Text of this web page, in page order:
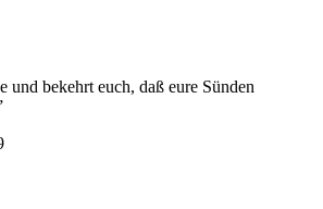
und bekehrt euch, daß eure Sünden